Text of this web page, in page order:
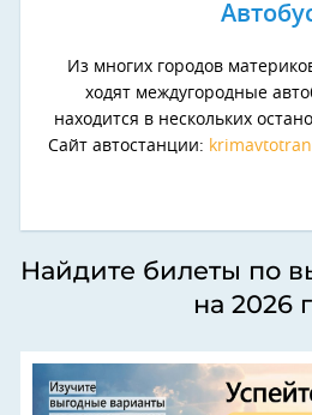
Из многих городов
ходят междугородные
находится в нескольких
Сайт автостанции:
Найдите билеты по
на 2026